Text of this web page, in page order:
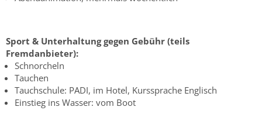
Sport & Unterhaltung gegen Gebühr (teils
Fremdanbieter):
Schnorcheln
Tauchen
Tauchschule: PADI, im Hotel, Kurssprache Englisch
Einstieg ins Wasser: vom Boot